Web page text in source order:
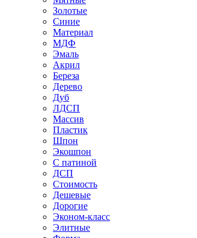
Золотые
Синие
Материал
МДФ
Эмаль
Акрил
Береза
Дерево
Дуб
ЛДСП
Массив
Пластик
Шпон
Экошпон
С патиной
ДСП
Стоимость
Дешевые
Дорогие
Эконом-класс
Элитные